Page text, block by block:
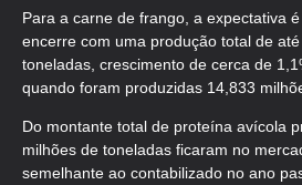
Para a carne de frango, a expectativa
encerre com uma produção total de
toneladas, crescimento de cerca de
quando foram produzidas 14,833
Do montante total de proteína avícola
milhões de toneladas ficaram no
semelhante ao contabilizado no ano